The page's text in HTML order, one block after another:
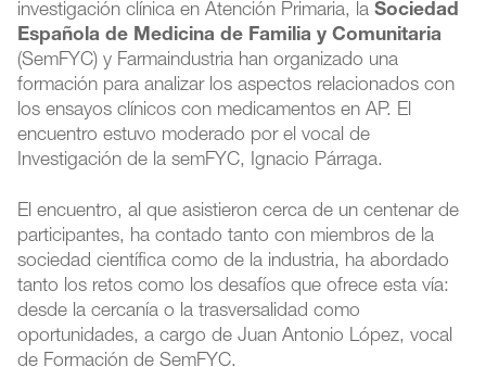
investigación clínica en Atención Primaria, laSociedad
Española de Medicina de Familia y Comunitaria
(SemFYC) y Farmaindustria han organizado una
formación para analizar los aspectos relacionados con
los ensayos clínicos con medicamentos en AP. El
encuentro estuvo moderado por el vocal de
Investigación de la semFYC, Ignacio Párraga.
El encuentro, al que asistieron cerca de un centenar de
participantes, ha contado tanto con miembros de la
sociedad científica como de la industria, ha abordado
tanto los retos como los desafíos que ofrece esta vía:
desde la cercanía o la trasversalidad como
oportunidades, a cargo de Juan Antonio López, vocal
de Formación de SemFYC.